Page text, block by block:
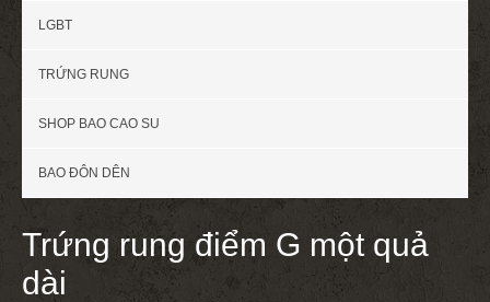
LGBT
TRỨNG RUNG
SHOP BAO CAO SU
BAO ĐÔN DÊN
Trứng rung điểm G một quả
dài